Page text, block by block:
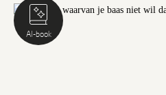
AI-book